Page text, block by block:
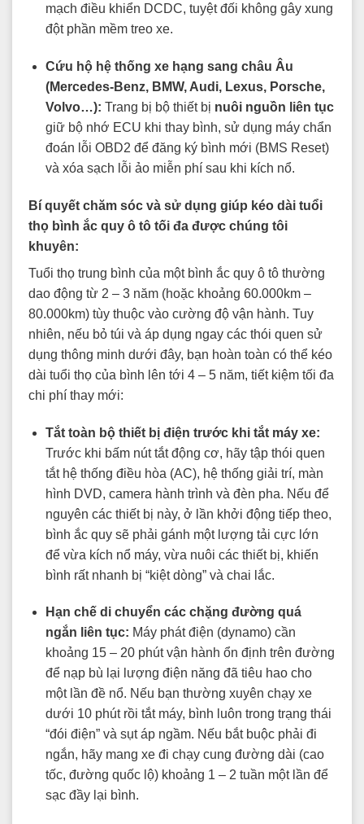
mạch điều khiển DCDC, tuyệt đối không gây xung
đột phần mềm treo xe.
Cứu hộ hệ thống xe hạng sang châu Âu
(Mercedes-Benz, BMW, Audi, Lexus, Porsche,
Volvo…): Trang bị bộ thiết bị nuôi nguồn liên tục
giữ bộ nhớ ECU khi thay bình, sử dụng máy chẩn
đoán lỗi OBD2 để đăng ký bình mới (BMS Reset)
và xóa sạch lỗi ảo miễn phí sau khi kích nổ.
Bí quyết chăm sóc và sử dụng giúp kéo dài tuổi
thọ bình ắc quy ô tô tối đa được chúng tôi
khuyên:
Tuổi thọ trung bình của một bình ắc quy ô tô thường
dao động từ 2 – 3 năm (hoặc khoảng 60.000km –
80.000km) tùy thuộc vào cường độ vận hành. Tuy
nhiên, nếu bỏ túi và áp dụng ngay các thói quen sử
dụng thông minh dưới đây, bạn hoàn toàn có thể kéo
dài tuổi thọ của bình lên tới 4 – 5 năm, tiết kiệm tối đa
chi phí thay mới:
Tắt toàn bộ thiết bị điện trước khi tắt máy xe:
Trước khi bấm nút tắt động cơ, hãy tập thói quen
tắt hệ thống điều hòa (AC), hệ thống giải trí, màn
hình DVD, camera hành trình và đèn pha. Nếu để
nguyên các thiết bị này, ở lần khởi động tiếp theo,
bình ắc quy sẽ phải gánh một lượng tải cực lớn
để vừa kích nổ máy, vừa nuôi các thiết bị, khiến
bình rất nhanh bị “kiệt dòng” và chai lắc.
Hạn chế di chuyển các chặng đường quá
ngắn liên tục: Máy phát điện (dynamo) cần
khoảng 15 – 20 phút vận hành ổn định trên đường
để nạp bù lại lượng điện năng đã tiêu hao cho
một lần đề nổ. Nếu bạn thường xuyên chạy xe
dưới 10 phút rồi tắt máy, bình luôn trong trạng thái
“đói điện” và sụt áp ngầm. Nếu bắt buộc phải đi
ngắn, hãy mang xe đi chạy cung đường dài (cao
tốc, đường quốc lộ) khoảng 1 – 2 tuần một lần để
sạc đầy lại bình.